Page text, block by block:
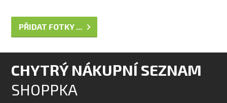
PŘIDAT FOTKY ...
CHYTRÝ NÁKUPNÍ SEZNAM
SHOPPKA